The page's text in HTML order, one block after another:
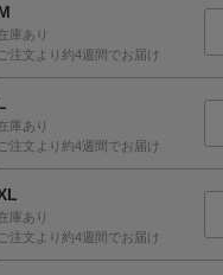
庫あり
ご注文より約4週間でお届け
庫あり
ご注文より約4週間でお届け
庫あり
ご注文より約4週間でお届け